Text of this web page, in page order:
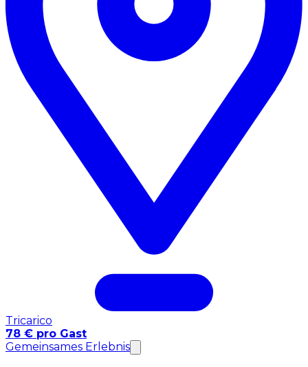
Tricarico
78 € pro Gast
Gemeinsames Erlebnis